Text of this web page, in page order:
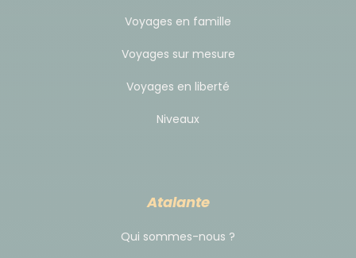
Voyages en famille
Voyages sur mesure
Voyages en liberté
Niveaux
Atalante
Qui sommes-nous ?